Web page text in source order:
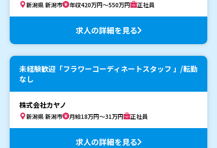
新潟県 新潟市 年収420万円～550万円 正社員
求人の詳細を見る
未経験歓迎「フラワーコーディネートスタッフ 」/転勤
なし
株式会社カヤノ
新潟県 新潟市 月給18万円～31万円 正社員
求人の詳細を見る